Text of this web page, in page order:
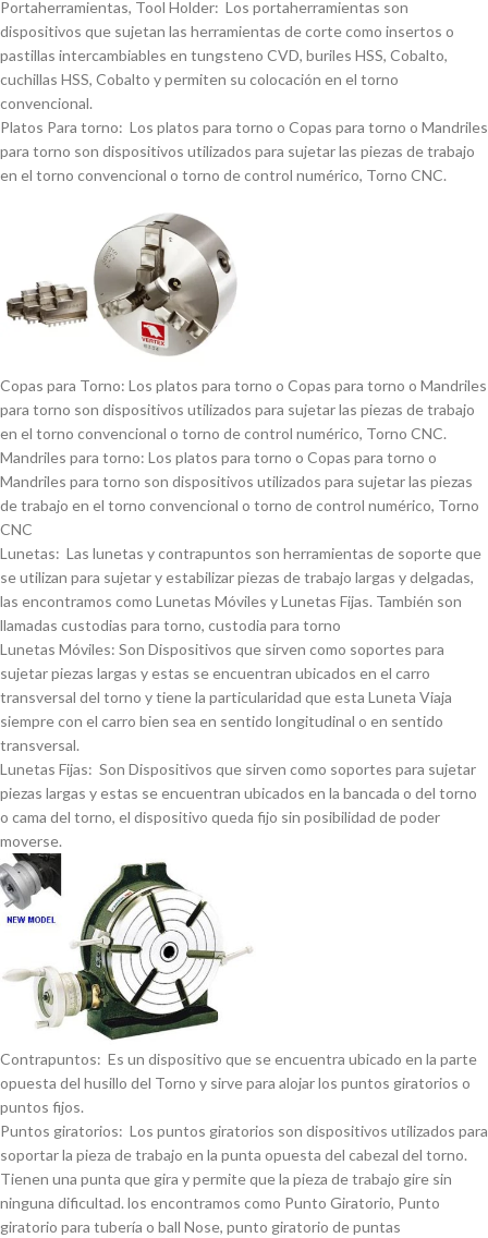
Portaherramientas, Tool Holder: Los portaherramientas son
dispositivos que sujetan las herramientas de corte como insertos o
pastillas intercambiables en tungsteno CVD, buriles HSS, Cobalto,
cuchillas HSS, Cobalto y permiten su colocación en el torno
convencional.
Platos Para torno: Los platos para torno o Copas para torno o Mandriles
para torno son dispositivos utilizados para sujetar las piezas de trabajo
en el torno convencional o torno de control numérico, Torno CNC.
Copas para Torno: Los platos para torno o Copas para torno o Mandriles
para torno son dispositivos utilizados para sujetar las piezas de trabajo
en el torno convencional o torno de control numérico, Torno CNC.
Mandriles para torno: Los platos para torno o Copas para torno o
Mandriles para torno son dispositivos utilizados para sujetar las piezas
de trabajo en el torno convencional o torno de control numérico, Torno
CNC
Lunetas: Las lunetas y contrapuntos son herramientas de soporte que
se utilizan para sujetar y estabilizar piezas de trabajo largas y delgadas,
las encontramos como Lunetas Móviles y Lunetas Fijas. También son
llamadas custodias para torno, custodia para torno
Lunetas Móviles: Son Dispositivos que sirven como soportes para
sujetar piezas largas y estas se encuentran ubicados en el carro
transversal del torno y tiene la particularidad que esta Luneta Viaja
siempre con el carro bien sea en sentido longitudinal o en sentido
transversal.
Lunetas Fijas: Son Dispositivos que sirven como soportes para sujetar
piezas largas y estas se encuentran ubicados en la bancada o del torno
o cama del torno, el dispositivo queda fijo sin posibilidad de poder
moverse.
Contrapuntos: Es un dispositivo que se encuentra ubicado en la parte
opuesta del husillo del Torno y sirve para alojar los puntos giratorios o
puntos fijos.
Puntos giratorios: Los puntos giratorios son dispositivos utilizados para
soportar la pieza de trabajo en la punta opuesta del cabezal del torno.
Tienen una punta que gira y permite que la pieza de trabajo gire sin
ninguna dificultad. los encontramos como Punto Giratorio, Punto
giratorio para tuberí­a o ball Nose, punto giratorio de puntas